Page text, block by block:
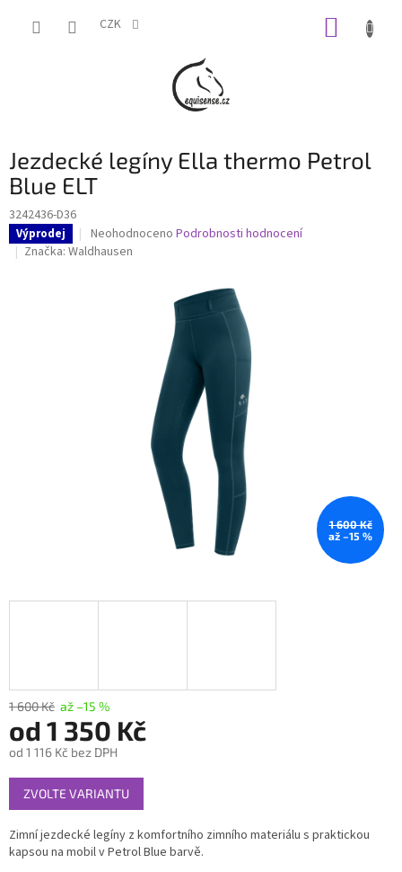
CZK
Jezdecké legíny Ella thermo Petrol
Blue ELT
3242436-D36
Výprodej
Průměrné
hodnocení
Neohodnoceno Podrobnosti hodnocení
Značka: Waldhausen
1 600 Kč
až –15 %
1 600 Kč až –15 %
od 1 350 Kč
od 1 116 Kč bez DPH
Měrná
cena:
ZVOLTE VARIANTU
Zimní jezdecké legíny z komfortního zimního materiálu s praktickou
kapsou na mobil v Petrol Blue barvě.